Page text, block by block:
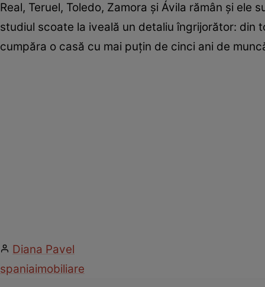
Real, Teruel, Toledo, Zamora și Ávila rămân și
studiul scoate la iveală un detaliu îngrijorător: din
cumpăra o casă cu mai puțin de cinci ani de
Diana Pavel
spaniaimobiliare